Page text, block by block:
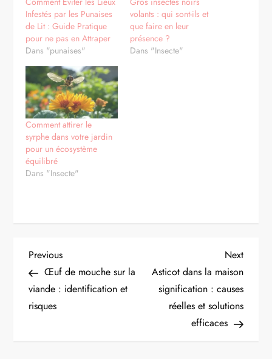
Infestés par les Punaises
de Lit : Guide Pratique
pour ne pas en Attraper
Dans "punaises"
volants : qui sont-ils et
que faire en leur
présence ?
Dans "Insecte"
Comment attirer le
syrphe dans votre jardin
pour un écosystème
équilibré
Dans "Insecte"
N
a
v
Previous
Post
Previous
Œuf de mouche sur la
viande : identification et
risques
Next
Post
Next
Asticot dans la maison
signification : causes
réelles et solutions
efficaces